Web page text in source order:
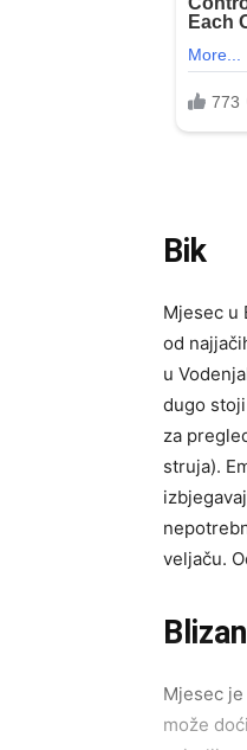
Bik
Mjesec u
od
u
dugo
za
struja).
veljaču.
Mjesec
može